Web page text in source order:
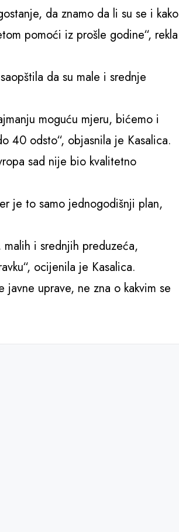
da znamo da li su se i kako
pomoći iz prošle godine“, rekla
da su male i srednje
moguću mjeru, bićemo i
40 odsto“, objasnila je Kasalica.
sad nije bio kvalitetno
je to samo jednogodišnji plan,
malih i srednjih preduzeća,
ocijenila je Kasalica.
uprave, ne zna o kakvim se